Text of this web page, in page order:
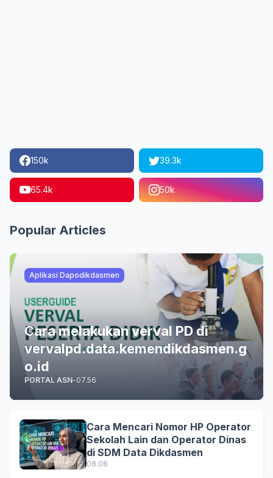
150k 39.3k
65.4k 50k
Popular Articles
Aplikasi Dapodikdasmen
Cara melakukan verval PD di
vervalpd.data.kemendikdasmen.g
o.id
PORTAL ASN-07.56
Cara Mencari Nomor HP Operator
Sekolah Lain dan Operator Dinas
di SDM Data Dikdasmen
08.08